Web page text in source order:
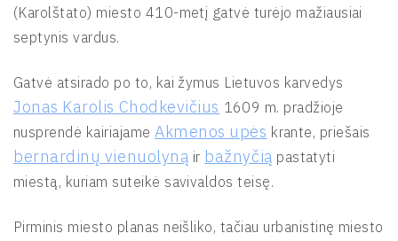
(Karolštato) miesto 410-metį gatvė turėjo mažiausiai
septynis vardus.
Gatvė atsirado po to, kai žymus Lietuvos karvedys
Jonas Karolis Chodkevičius 1609 m. pradžioje
nusprendė kairiajameAkmenos upės krante, priešais
bernardinų vienuolyną ir bažnyčią pastatyti
miestą, kuriam suteikė savivaldos teisę.
Pirminis miesto planas neišliko, tačiau urbanistinę miesto